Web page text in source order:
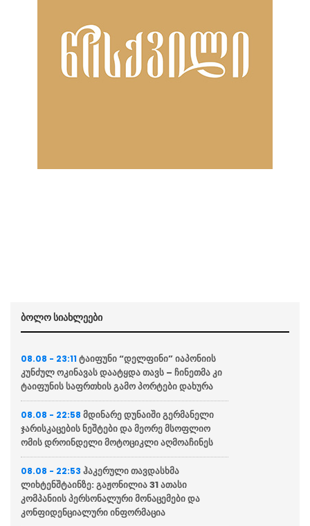
ბოლო სიახლეები
08.08 - 23:11 ტაიფუნი “დელფინი” იაპონიის
კუნძულ ოკინავას დაატყდა თავს – ჩინეთმა კი
ტაიფუნის საფრთხის გამო პორტები დახურა
08.08 - 22:58 მდინარე დუნაიში გერმანელი
ჯარისკაცების ნეშტები და მეორე მსოფლიო
ომის დროინდელი მოტოციკლი აღმოაჩინეს
08.08 - 22:53 ჰაკერული თავდასხმა
ლიხტენშტაინზე: გაჟონილია 31 ათასი
კომპანიის პერსონალური მონაცემები და
კონფიდენციალური ინფორმაცია